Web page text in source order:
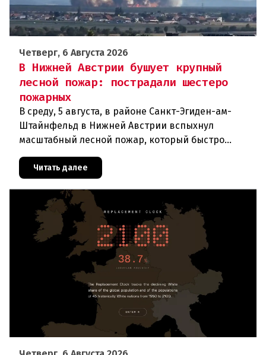
Четверг, 6 Августа 2026
В Нижней Австрии бушует крупный
лесной пожар: пострадали шестеро
пожарных
В среду, 5 августа, в районе Санкт-Эгиден-ам-
Штайнфельд в Нижней Австрии вспыхнул
масштабный лесной пожар, который быстро
В ходе тушения пострадали шесте
Читать далее